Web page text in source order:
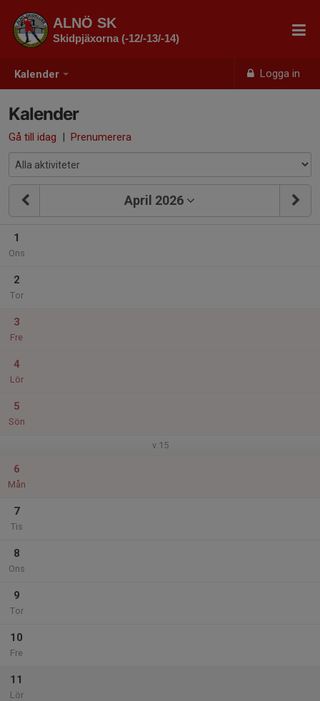
Kalender Logga in
ALNÖ SK
Skidpjäxorna (-12/-13/-14)
Kalender
Gå till idag | Prenumerera
April 2026
1
Ons
2
Tor
3
Fre
4
Lör
5
Sön
v.15
6
Mån
7
Tis
8
Ons
9
Tor
10
Fre
11
Lör